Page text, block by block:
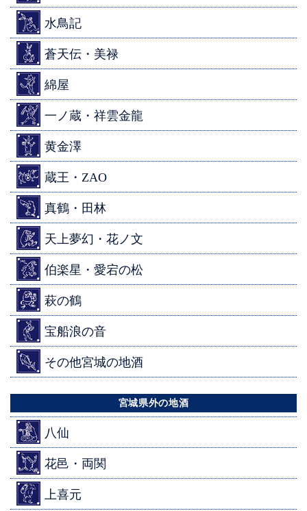
水鳥記
蒼天伝・美禄
綿屋
一ノ蔵・祥雲金龍
黄金澤
蔵王・ZAO
真鶴・田林
天上夢幻・花ノ文
伯楽星・愛宕の松
萩の鶴
宝船浪の音
その他宮城の地酒
宮城県外の地酒
八仙
花邑・両関
上喜元